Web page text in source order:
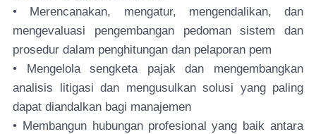
• Merencanakan, mengatur, mengendalikan, dan
mengevaluasi pengembangan pedoman sistem dan
prosedur dalam penghitungan dan pelaporan pem
• Mengelola sengketa pajak dan mengembangkan
analisis litigasi dan mengusulkan solusi yang paling
dapat diandalkan bagi manajemen
• Membangun hubungan profesional yang baik antara